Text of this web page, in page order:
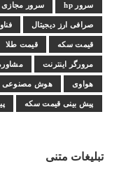
سرور hp سرور مجازی
صرافی ارز دیجیتال
قیمت سکه قیمت طلا
مرورگر اینترنت
هواوی هوش مصنوعی
پیش بینی قیمت سکه
تبلیغات متنی